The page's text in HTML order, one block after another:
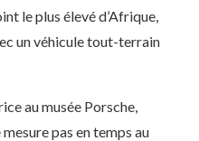
le plus élevé d’Afrique,
un véhicule tout-terrain
au musée Porsche,
pas en temps au